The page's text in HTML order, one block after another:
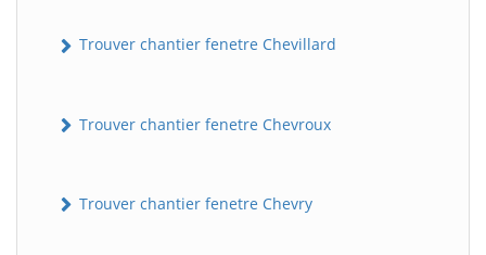
Trouver chantier fenetre Chevillard
Trouver chantier fenetre Chevroux
Trouver chantier fenetre Chevry